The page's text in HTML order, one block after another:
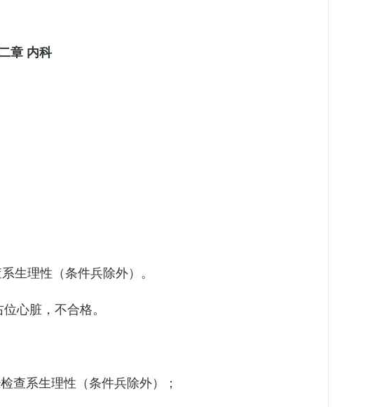
章 内科
生理性（条件兵除外）。
心脏，不合格。
查系生理性（条件兵除外）；